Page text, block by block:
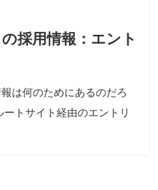
採用情報：エント
は何のためにあるのだろ
トサイト経由のエントリ